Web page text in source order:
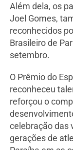
Além dela, os
Joel Gomes,
reconhecidos
Brasileiro de
setembro.
O Prêmio do
reconheceu
reforçou o
celebração das
gerações de